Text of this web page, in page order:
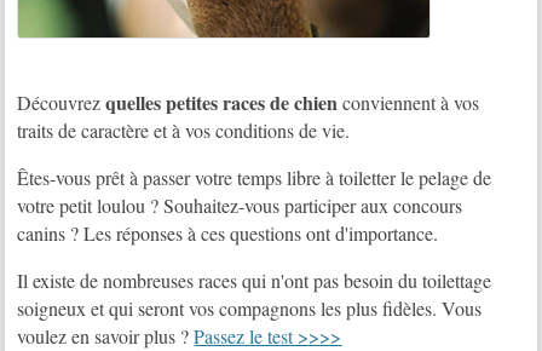
Découvrezquelles petites races de chienconviennent à vos
traits de caractère et à vos conditions de vie.
Êtes-vous prêt à passer votre temps libre à toiletter le pelage de
votre petit loulou ? Souhaitez-vous participer aux concours
canins ? Les réponses à ces questions ont d'importance.
Il existe de nombreuses races qui n'ont pas besoin du toilettage
soigneux et qui seront vos compagnons les plus fidèles. Vous
voulez en savoir plus ?Passez le test >>>>